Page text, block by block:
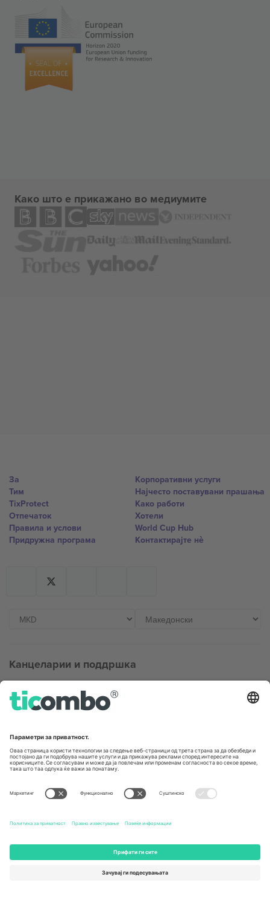
Како што е прикажано во медиумите
За
Тим
TixProtect
Отпечаток
Правила и услови
Придружна програма
Корпоративни услуги
Најчесто поставувани прашања
Како работи
Хотели
World Cup Hub
Контактирајте нѐ
Канцеларии и поддршка
Germany
Unter den Linden 24, 10117
167 City Road, London, Greater
United States
131 Continental Dr, Suite 305,
Newark, Delaware 19713, United
States
Switzerland
Engelberg, Switzerland
Bulgaria
Regus Sofia City West, bul
United Arab Emirates
UAE Dubai Silicon Oasis, DDP
Building A1, Office 302, Dubai,